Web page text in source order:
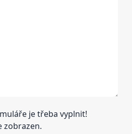
je třeba vyplnit!
zobrazen.